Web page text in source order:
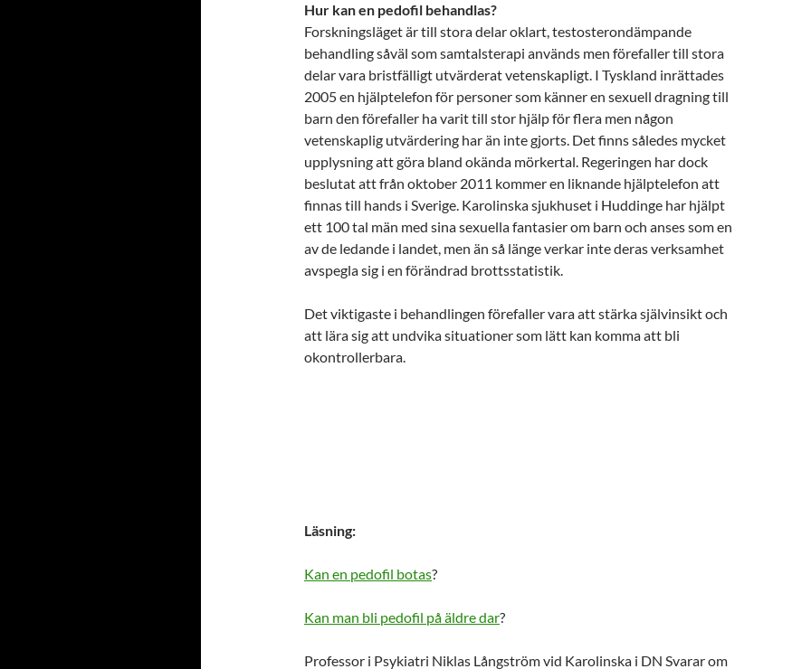
Hur kan en pedofil behandlas?
Forskningsläget är till stora delar oklart, testosterondämpande
behandling såväl som samtalsterapi används men förefaller till stora
delar vara bristfälligt utvärderat vetenskapligt. I Tyskland inrättades
2005 en hjälptelefon för personer som känner en sexuell dragning till
barn den förefaller ha varit till stor hjälp för flera men någon
vetenskaplig utvärdering har än inte gjorts. Det finns således mycket
upplysning att göra bland okända mörkertal. Regeringen har dock
beslutat att från oktober 2011 kommer en liknande hjälptelefon att
finnas till hands i Sverige. Karolinska sjukhuset i Huddinge har hjälpt
ett 100 tal män med sina sexuella fantasier om barn och anses som en
av de ledande i landet, men än så länge verkar inte deras verksamhet
avspegla sig i en förändrad brottsstatistik.
Det viktigaste i behandlingen förefaller vara att stärka självinsikt och
att lära sig att undvika situationer som lätt kan komma att bli
okontrollerbara.
Läsning:
Kan en pedofil botas?
Kan man bli pedofil på äldre dar?
Professor i Psykiatri Niklas Långström vid Karolinska i DN Svarar om